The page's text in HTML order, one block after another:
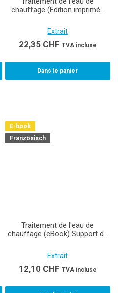
chauffage (Edition imprimée
pour les installateurs en
chauffage CFC
Extrait
22,35 CHF TVA incluse
Dans le panier
E-book
Französisch
Traitement de l'eau de
chauffage (eBook) Support de
chauffage CFC
Extrait
12,10 CHF TVA incluse